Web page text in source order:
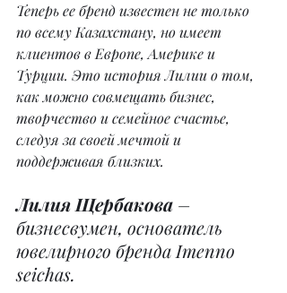
Теперь ее бренд известен не только
по всему Казахстану, но имеет
клиентов в Европе, Америке и
Турции. Это история Лилии о том,
как можно совмещать бизнес,
творчество и семейное счастье,
следуя за своей мечтой и
поддерживая близких.
Лилия Щербакова –
бизнесвумен, основатель
ювелирного бренда Imenno
seichas.